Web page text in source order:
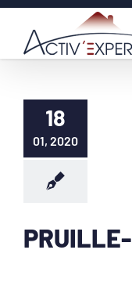
Passer
contenu
18
01, 2020